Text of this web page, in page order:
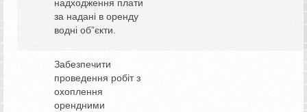
надходження плати
за надані в оренду
водні об”єкти.
Забезпечити
проведення робіт з
охоплення
орендними